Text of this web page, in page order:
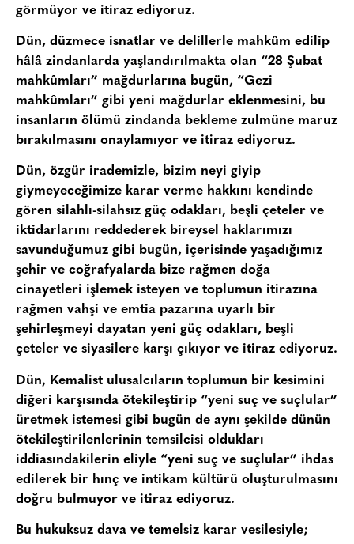
görmüyor ve itiraz ediyoruz.
Dün, düzmece isnatlar ve delillerle mahkûm edilip
hâlâ zindanlarda yaşlandırılmakta olan “28 Şubat
mahkûmları” mağdurlarına bugün, “Gezi
mahkûmları” gibi yeni mağdurlar eklenmesini, bu
insanların ölümü zindanda bekleme zulmüne maruz
bırakılmasını onaylamıyor ve itiraz ediyoruz.
Dün, özgür irademizle, bizim neyi giyip
giymeyeceğimize karar verme hakkını kendinde
gören silahlı-silahsız güç odakları, beşli çeteler ve
iktidarlarını reddederek bireysel haklarımızı
savunduğumuz gibi bugün, içerisinde yaşadığımız
şehir ve coğrafyalarda bize rağmen doğa
cinayetleri işlemek isteyen ve toplumun itirazına
rağmen vahşi ve emtia pazarına uyarlı bir
şehirleşmeyi dayatan yeni güç odakları, beşli
çeteler ve siyasilere karşı çıkıyor ve itiraz ediyoruz.
Dün, Kemalist ulusalcıların toplumun bir kesimini
diğeri karşısında ötekileştirip “yeni suç ve suçlular”
üretmek istemesi gibi bugün de aynı şekilde dünün
ötekileştirilenlerinin temsilcisi oldukları
iddiasındakilerin eliyle “yeni suç ve suçlular” ihdas
edilerek bir hınç ve intikam kültürü oluşturulmasını
doğru bulmuyor ve itiraz ediyoruz.
Bu hukuksuz dava ve temelsiz karar vesilesiyle;